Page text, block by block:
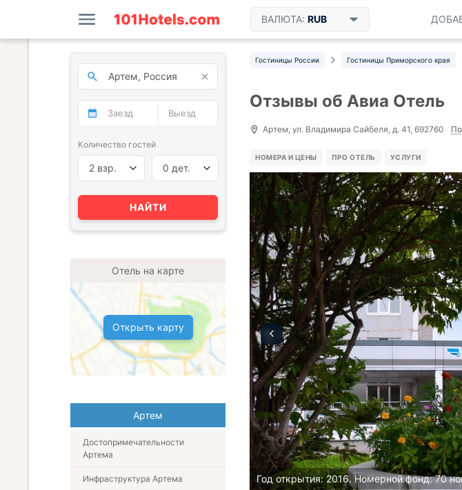
ВАЛЮТА: RUB
Гостиницы России Гостиницы Приморского края
Отзывы об Авиа Отель
Артем, ул. Владимира Сайбеля, д. 41, 692760
НОМЕРА И ЦЕНЫ ПРО ОТЕЛЬ УСЛУГИ
Год открытия: 2016. Номерной фонд: 70
Количество гостей
2 взр. 0 дет.
НАЙТИ
Отель на карте
Открыть карту
Артем
Достопримечательности
Артема
Инфраструктура Артема